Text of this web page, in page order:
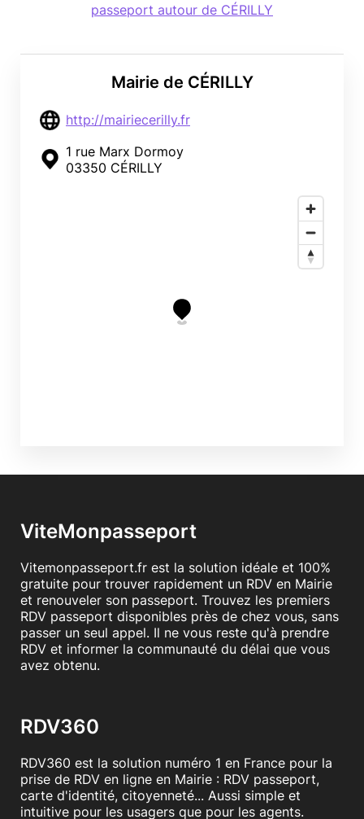
Mairie de CÉRILLY
http://mairiecerilly.fr
1 rue Marx Dormoy
03350 CÉRILLY
passeport autour de CÉRILLY
ViteMonpasseport
Vitemonpasseport.fr est la solution idéale et 100%
gratuite pour trouver rapidement un RDV en Mairie
et renouveler son passeport. Trouvez les premiers
RDV passeport disponibles près de chez vous, sans
passer un seul appel. Il ne vous reste qu'à prendre
RDV et informer la communauté du délai que vous
avez obtenu.
RDV360
RDV360 est la solution numéro 1 en France pour la
prise de RDV en ligne en Mairie : RDV passeport,
carte d'identité, citoyenneté... Aussi simple et
intuitive pour les usagers que pour les agents.